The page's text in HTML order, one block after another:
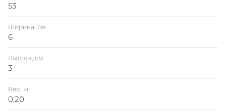
53
Ширина, см
6
Высота, см
3
Вес, кг
0,20